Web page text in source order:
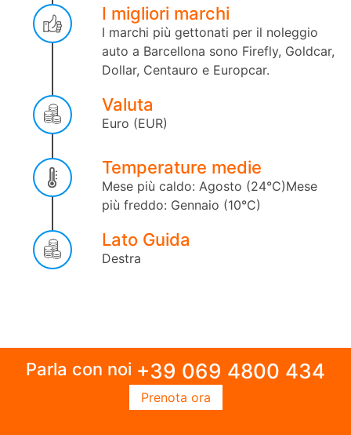
I migliori marchi
I marchi più gettonati per il noleggio
auto a Barcellona sono Firefly, Goldcar,
Dollar, Centauro e Europcar.
Valuta
Euro (EUR)
Temperature medie
Mese più caldo: Agosto (24°C)Mese
più freddo: Gennaio (10°C)
Lato Guida
Destra
Parla con noi +39 069 4800 434
Prenota ora